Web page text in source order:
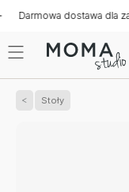
dostawa dla
Stoły